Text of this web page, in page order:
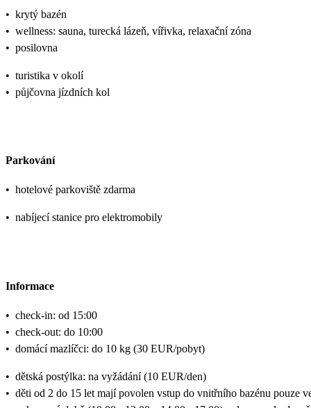
• krytý bazén
• wellness: sauna, turecká lázeň, vířivka, relaxační zóna
• posilovna
• turistika v okolí
• půjčovna jízdních kol
Parkování
• hotelové parkoviště zdarma
• nabíjecí stanice pro elektromobily
Informace
• check-in: od 15:00
• check-out: do 10:00
• domácí mazlíčci: do 10 kg (30 EUR/pobyt)
• dětská postýlka: na vyžádání (10 EUR/den)
• děti od 2 do 15 let mají povolen vstup do vnitřního bazénu pouze